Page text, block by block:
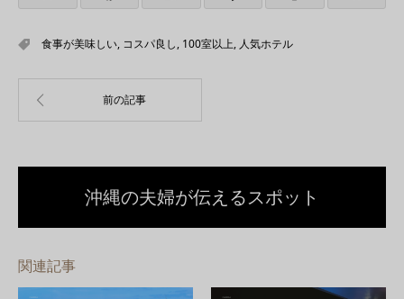
食事が美味しい, コスパ良し, 100室以上, 人気ホテル
沖縄の夫婦が伝えるスポット
関連記事